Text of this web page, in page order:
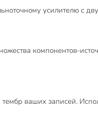
усилителю с
компонентов-
ваших записей.